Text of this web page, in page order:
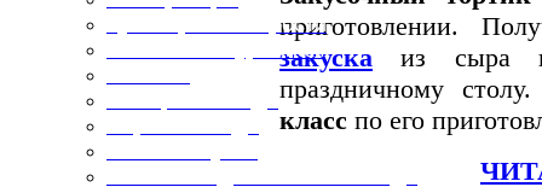
Кулинарные хитрости
Маленьким гурманам
приготовлении.
закуска из сыра
праздничному
класс по его